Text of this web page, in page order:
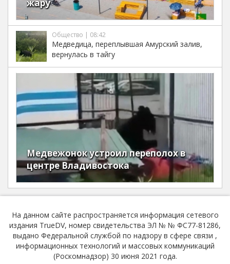
жару
Общество | 08:42
Медведица, переплывшая Амурский залив,
вернулась в тайгу
Медвежонок устроил переполох в
центре Владивостока
На данном сайте распространяется информация сетевого
издания TrueDV, номер свидетельства ЭЛ № № ФС77-81286,
выдано Федеральной службой по надзору в сфере связи ,
информационных технологий и массовых коммуникаций
(Роскомнадзор) 30 июня 2021 года.